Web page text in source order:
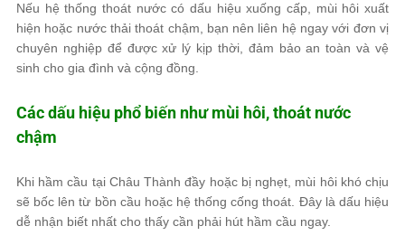
Nếu hệ thống thoát nước có dấu hiệu xuống cấp, mùi hôi xuất
hiện hoặc nước thải thoát chậm, bạn nên liên hệ ngay với đơn vị
chuyên nghiệp để được xử lý kịp thời, đảm bảo an toàn và vệ
sinh cho gia đình và cộng đồng.
Các dấu hiệu phổ biến như mùi hôi, thoát nước
chậm
Khi hầm cầu tại Châu Thành đầy hoặc bị nghẹt, mùi hôi khó chịu
sẽ bốc lên từ bồn cầu hoặc hệ thống cống thoát. Đây là dấu hiệu
dễ nhận biết nhất cho thấy cần phải hút hầm cầu ngay.